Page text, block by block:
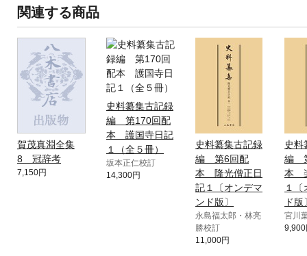
関連する商品
賀茂真淵全集
8 冠辞考
7,150円
史料纂集古記録
編 第170回配
本 護国寺日記
１（全５冊）
坂本正仁校訂
14,300円
史料纂集古記録
編 第6回配
本 隆光僧正日
記１〔オンデマ
ンド版〕
永島福太郎・林亮
勝校訂
11,000円
史料
編
本
１
ド版
宮川
9,900